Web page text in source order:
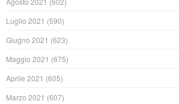
Luglio 2021 (590)
Giugno 2021 (623)
Maggio 2021 (675)
Aprile 2021 (605)
Marzo 2021 (607)